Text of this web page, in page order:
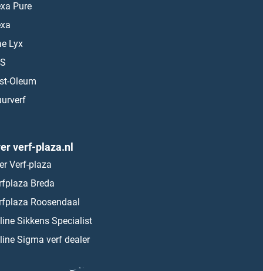
Pure
Lyx
Oleum
verf-plaza.nl
Verf-plaza
Breda
Roosendaal
Sikkens Specialist
Sigma verf dealer